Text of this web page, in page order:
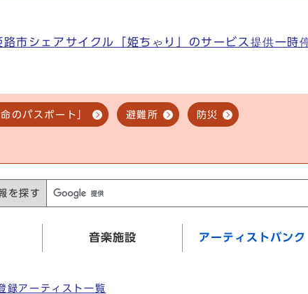
路市シェアサイクル「姫ちゃり」のサービス提供一時
のパスポート」 避難所 防災
を探す
音楽施設 アーティストバンク
録アーティスト一覧